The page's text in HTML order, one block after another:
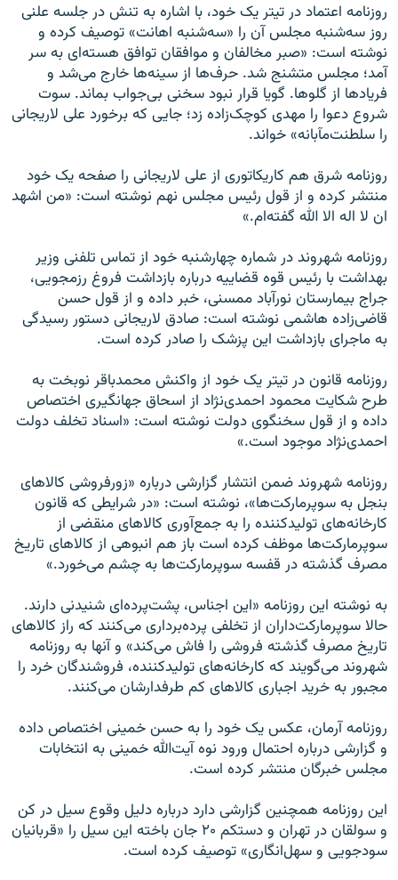
روزنامه اعتماد در تیتر یک خود، با اشاره به تنش در جلسه علنی
روز سه‌شنبه مجلس آن را «سه‌شنبه اهانت» توصیف کرده و
نوشته است: «صبر مخالفان و موافقان توافق هسته‌ای به سر
آمد؛ مجلس متشنج شد. حرف‌ها از سینه‌ها خارج می‌شد و
فریادها از گلوها. گویا قرار نبود سخنی بی‌جواب بماند. سوت
شروع دعوا را مهدی کوچک‌زاده زد؛ جایی که برخورد علی لاریجانی
را سلطنت‌مآبانه» خواند.
روزنامه شرق هم کاریکاتوری از علی لاریجانی را صفحه یک خود
منتشر کرده و از قول رئیس مجلس نهم نوشته است: «من اشهد
ان لا اله الا الله گفته‌ام.»
روزنامه شهروند در شماره چهارشنبه خود از تماس تلفنی وزیر
بهداشت با رئیس قوه قضاییه درباره بازداشت فروغ رزمجویی،
جراج بیمارستان نورآباد ممسنی، خبر داده و از قول حسن
قاضی‌زاده هاشمی نوشته است: صادق لاریجانی دستور رسیدگی
به ماجرای بازداشت این پزشک را صادر کرده است.
روزنامه قانون در تیتر یک خود از واکنش محمدباقر نوبخت به
طرح شکایت محمود احمدی‌نژاد از اسحاق جهانگیری اختصاص
داده و از قول سخنگوی دولت نوشته است: «اسناد تخلف دولت
احمدی‌نژاد‍ موجود است.»
روزنامه شهروند ضمن انتشار گزارشی درباره «زورفروشی کالاهای
بنجل به سوپرمارکت‌ها»، نوشته است: «در شرایطی که قانون
کارخانه‌های تولیدکننده را به جمع‌آوری کالاهای منقضی از
سوپرمارکت‌ها موظف کرده است باز هم انبوهی از کالاهای تاریخ
مصرف گذشته در قفسه سوپرمارکت‌ها به چشم می‌خورد.»
به نوشته این روزنامه «این اجناس، پشت‌پرده‌ای شنیدنی دارند.
حالا سوپرمارکت‌داران از تخلفی پرده‌برداری می‌کنند که راز کالاهای
تاریخ مصرف گذشته فروشی را فاش می‌کند» و آنها به روزنامه
شهروند می‌گویند که کارخانه‌های تولیدکننده، فروشندگان خرد را
مجبور به خرید اجباری کالاهای کم طرفدارشان می‌کنند.
روزنامه آرمان، عکس یک خود را به حسن خمینی اختصاص داده
و گزارشی درباره احتمال ورود نوه آیت‌الله خمینی به انتخابات
مجلس خبرگان منتشر کرده است.
این روزنامه همچنین گزارشی دارد درباره دلیل وقوع سیل در کن
و سولقان در تهران و دستکم ۲۰ جان باخته این سیل را «قربانیان
سودجویی و سهل‌انگاری» توصیف کرده است.